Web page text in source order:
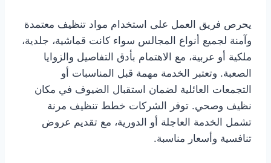
يحرص فريق العمل على استخدام مواد تنظيف معتمدة
وآمنة لجميع أنواع المجالس سواء كانت قماشية، جلدية،
ملكية أو عربية، مع الاهتمام بأدق التفاصيل والزوايا
الصعبة. وتعتبر الخدمة مهمة قبل المناسبات أو
التجمعات العائلية لضمان استقبال الضيوف في مكان
نظيف وصحي. توفر الشركات خطط تنظيف مرنة
تشمل الخدمة العاجلة أو الدورية، مع تقديم عروض
تنافسية وأسعار مناسبة.